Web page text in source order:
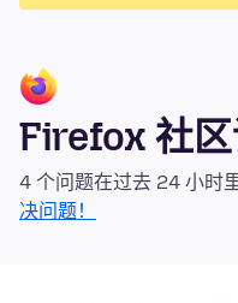
Firefox 社
4 个问题在过去 24 小时
决问题！